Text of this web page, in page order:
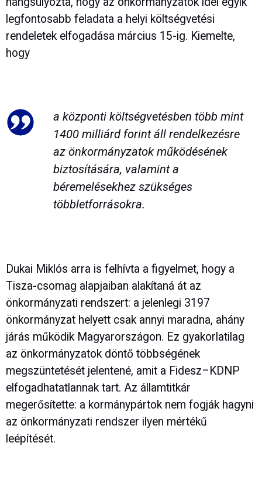
legfontosabb feladata a helyi költségvetési
rendeletek elfogadása március 15-ig. Kiemelte,
hogy
a központi költségvetésben több mint
1400 milliárd forint áll rendelkezésre
az önkormányzatok működésének
biztosítására, valamint a
béremelésekhez szükséges
többletforrásokra.
Dukai Miklós arra is felhívta a figyelmet, hogy a
Tisza-csomag alapjaiban alakítaná át az
önkormányzati rendszert: a jelenlegi 3197
önkormányzat helyett csak annyi maradna, ahány
járás működik Magyarországon. Ez gyakorlatilag
az önkormányzatok döntő többségének
megszüntetését jelentené, amit a Fidesz–KDNP
elfogadhatatlannak tart. Az államtitkár
megerősítette: a kormánypártok nem fogják hagyni
az önkormányzati rendszer ilyen mértékű
leépítését.